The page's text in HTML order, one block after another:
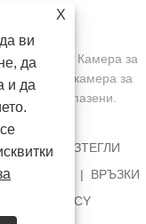
Co., Ltd. Камера за
сух шкаф, камера за
права запазени.
ИЗТЕГЛИ
СЕ С НАС
ВРЪЗКИ
POLICY
X
ви
да
и да